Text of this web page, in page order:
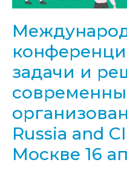
задачи и
Russia and
Москве 16